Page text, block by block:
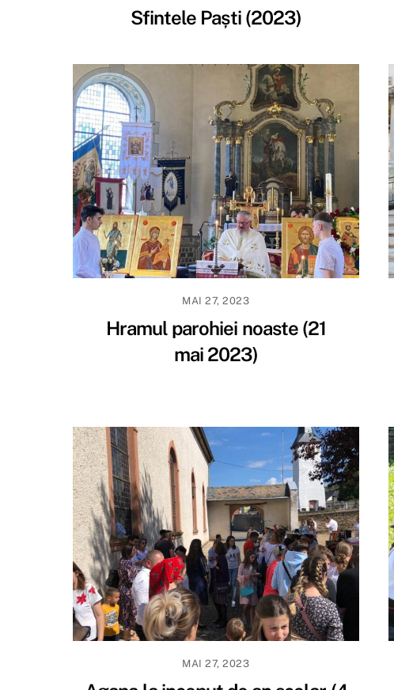
Sfintele Paști (2023)
MAI 27, 2023
Hramul parohiei noaste (21
mai 2023)
MAI 27, 2023